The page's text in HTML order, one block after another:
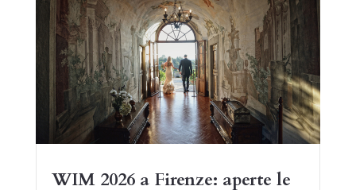
WIM 2026 a Firenze: aperte le